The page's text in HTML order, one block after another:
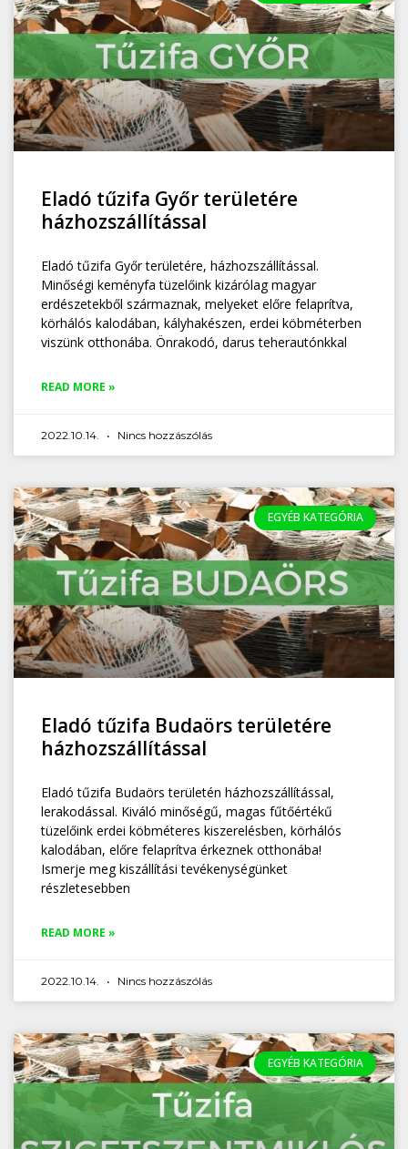
Eladó tűzifa Győr területére
házhozszállítással
Eladó tűzifa Győr területére, házhozszállítással.
Minőségi keményfa tüzelőink kizárólag magyar
erdészetekből származnak, melyeket előre felaprítva,
körhálós kalodában, kályhakészen, erdei köbméterben
viszünk otthonába. Önrakodó, darus teherautónkkal
READ MORE »
2022.10.14. Nincs hozzászólás
EGYÉB KATEGÓRIA
Eladó tűzifa Budaörs területére
házhozszállítással
Eladó tűzifa Budaörs területén házhozszállítással,
lerakodással. Kiváló minőségű, magas fűtőértékű
tüzelőink erdei köbméteres kiszerelésben, körhálós
kalodában, előre felaprítva érkeznek otthonába!
Ismerje meg kiszállítási tevékenységünket
részletesebben
READ MORE »
2022.10.14. Nincs hozzászólás
EGYÉB KATEGÓRIA